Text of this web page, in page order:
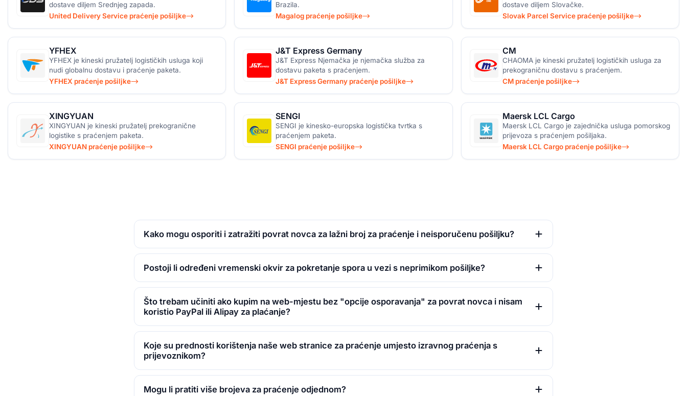
dostave diljem Srednjeg zapada.
United Delivery Service praćenje pošiljke
Brazila.
Magalog praćenje pošiljke
dostave diljem Slovačke.
Slovak Parcel Service praćenje pošiljke
YFHEX
YFHEX je kineski pružatelj logističkih usluga koji
nudi globalnu dostavu i praćenje paketa.
YFHEX praćenje pošiljke
J&T Express Germany
J&T Express Njemačka je njemačka služba za
dostavu paketa s praćenjem.
J&T Express Germany praćenje pošiljke
CM
CHAOMA je kineski pružatelj logističkih usluga za
prekograničnu dostavu s praćenjem.
CM praćenje pošiljke
XINGYUAN
XINGYUAN je kineski pružatelj prekogranične
logistike s praćenjem paketa.
XINGYUAN praćenje pošiljke
SENGI
SENGI je kinesko-europska logistička tvrtka s
praćenjem paketa.
SENGI praćenje pošiljke
Maersk LCL Cargo
Maersk LCL Cargo je zajednička usluga pomorskog
prijevoza s praćenjem pošiljaka.
Maersk LCL Cargo praćenje pošiljke
Kako mogu osporiti i zatražiti povrat novca za lažni broj za praćenje i neisporučenu pošiljku?
Postoji li određeni vremenski okvir za pokretanje spora u vezi s neprimikom pošiljke?
Što trebam učiniti ako kupim na web-mjestu bez "opcije osporavanja" za povrat novca i nisam
koristio PayPal ili Alipay za plaćanje?
Koje su prednosti korištenja naše web stranice za praćenje umjesto izravnog praćenja s
prijevoznikom?
Mogu li pratiti više brojeva za praćenje odjednom?